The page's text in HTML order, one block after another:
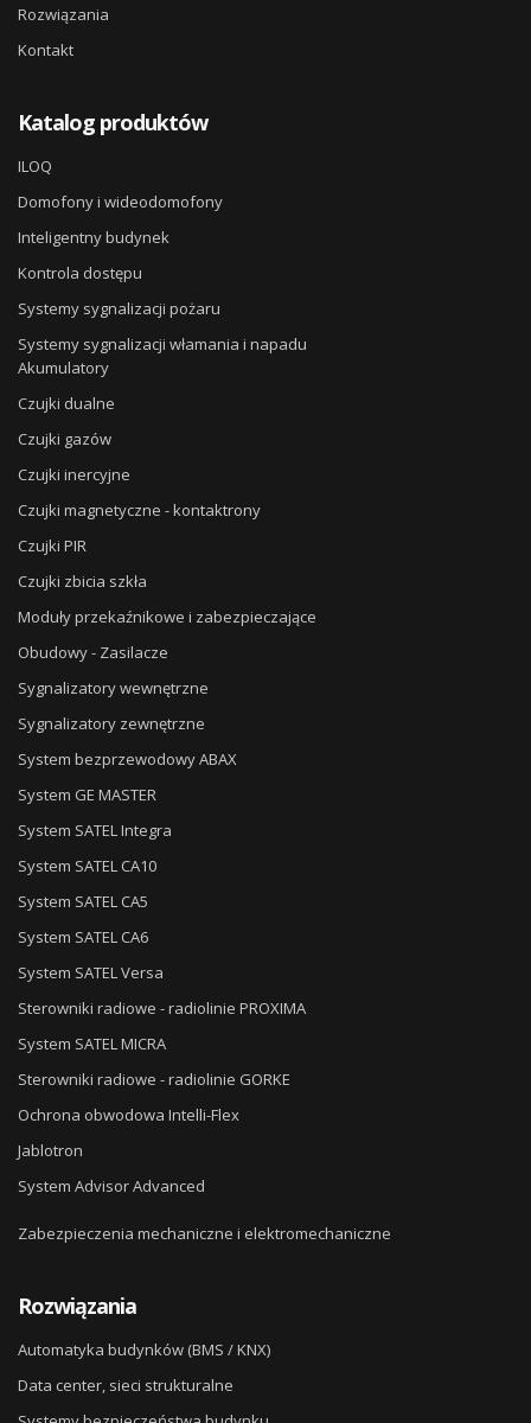
Rozwiązania
Kontakt
Katalog produktów
ILOQ
Domofony i wideodomofony
Inteligentny budynek
Kontrola dostępu
Systemy sygnalizacji pożaru
Systemy sygnalizacji włamania i napadu
Akumulatory
Czujki dualne
Czujki gazów
Czujki inercyjne
Czujki magnetyczne - kontaktrony
Czujki PIR
Czujki zbicia szkła
Moduły przekaźnikowe i zabezpieczające
Obudowy - Zasilacze
Sygnalizatory wewnętrzne
Sygnalizatory zewnętrzne
System bezprzewodowy ABAX
System GE MASTER
System SATEL Integra
System SATEL CA10
System SATEL CA5
System SATEL CA6
System SATEL Versa
Sterowniki radiowe - radiolinie PROXIMA
System SATEL MICRA
Sterowniki radiowe - radiolinie GORKE
Ochrona obwodowa Intelli-Flex
Jablotron
System Advisor Advanced
Zabezpieczenia mechaniczne i elektromechaniczne
Rozwiązania
Automatyka budynków (BMS / KNX)
Data center, sieci strukturalne